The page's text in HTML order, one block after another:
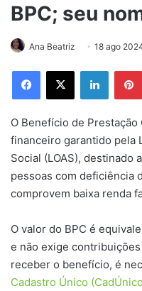
BPC; seu
Ana Beatriz 18 ago
Facebook
X Linkedin
O Benefício de
financeiro garantido pela
Social (LOAS), destinado
pessoas com deficiência
comprovem baixa renda
O valor do BPC é
e não exige
receber o benefício, é
Cadastro Único